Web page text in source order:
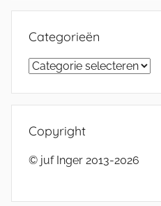
Categorieën
Categorieën
Copyright
© juf Inger 2013-2026